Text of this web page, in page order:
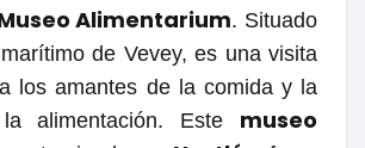
Alimentarium. Situado
de Vevey, es una visita
los amantes de la comida y la
alimentación. Este museo